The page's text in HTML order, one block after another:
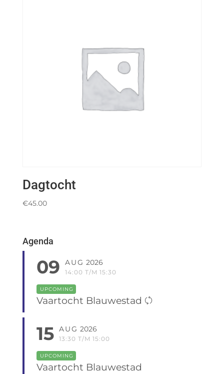
Dagtocht
€45.00
Agenda
09 AUG 2026
14:00 T/M 15:30
UPCOMING
Vaartocht Blauwestad
15 AUG 2026
13:30 T/M 15:00
UPCOMING
Vaartocht Blauwestad